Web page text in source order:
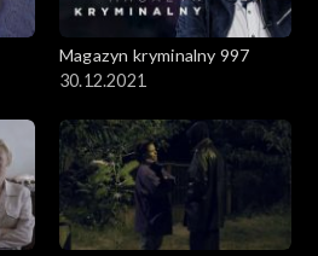
Magazyn kryminalny 997
30.12.2021